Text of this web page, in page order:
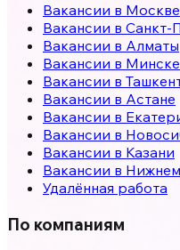
Вакансии в Москве
Вакансии в Санкт-
Вакансии в Алматы
Вакансии в Минске
Вакансии в
Вакансии в Астане
Вакансии в
Вакансии в
Вакансии в Казани
Вакансии в
Удалённая работа
По компаниям